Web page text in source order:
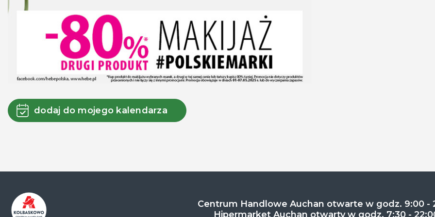
dodaj do mojego kalendarza
Centrum Handlowe Auchan otwarte w godz. 9:00 -
Hipermarket Auchan otwarty w godz. 7:30 -